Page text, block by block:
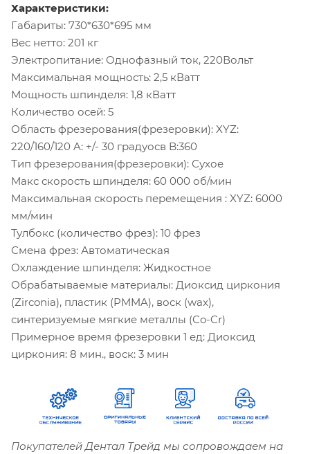
Характеристики:
Габариты: 730*630*695 мм
Вес нетто: 201 кг
Электропитание: Однофазный ток, 220Вольт
Максимальная мощность: 2,5 кВатт
Мощность шпинделя: 1,8 кВатт
Количество осей: 5
Область фрезерования(фрезеровки): XYZ:
220/160/120 A: +/- 30 градуосв B:360
Тип фрезерования(фрезеровки): Сухое
Макс скорость шпинделя: 60 000 об/мин
Максимальная скорость перемещения : XYZ: 6000
мм/мин
Тулбокс (количество фрез): 10 фрез
Смена фрез: Автоматическая
Охлаждение шпинделя: Жидкостное
Обрабатываемые материалы: Диоксид циркония
(Zirconia), пластик (PMMA), воск (wax),
синтеризуемые мягкие металлы (Co-Cr)
Примерное время фрезеровки 1 ед: Диоксид
циркония: 8 мин., воск: 3 мин
Покупателей Дентал Трейд мы сопровождаем на